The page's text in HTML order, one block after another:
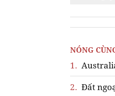
NÓNG
1.
2. Đất